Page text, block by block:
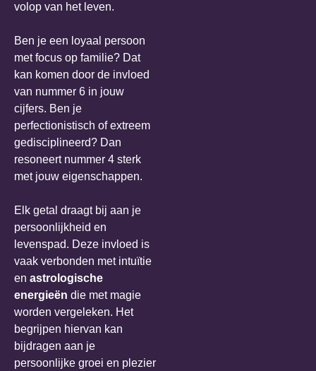
volop van het leven.
Ben je een loyaal persoon
met focus op familie? Dat
kan komen door de invloed
van nummer 6 in jouw
cijfers. Ben je
perfectionistisch of extreem
gedisciplineerd? Dan
resoneert nummer 4 sterk
met jouw eigenschappen.
Elk getal draagt bij aan je
persoonlijkheid en
levenspad. Deze invloed is
vaak verbonden met intuïtie
en astrologische
energieën die met magie
worden vergeleken. Het
begrijpen hiervan kan
bijdragen aan je
persoonlijke groei en plezier